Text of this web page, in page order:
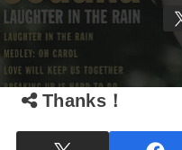
Thanks！